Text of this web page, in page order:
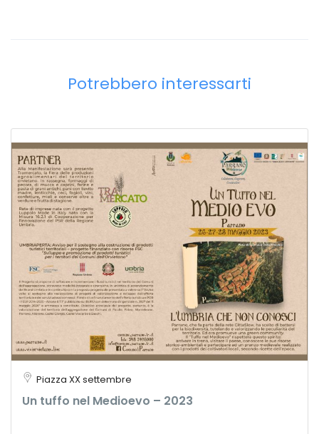
Potrebbero interessarti
Piazza XX settembre
Un tuffo nel Medioevo – 2023